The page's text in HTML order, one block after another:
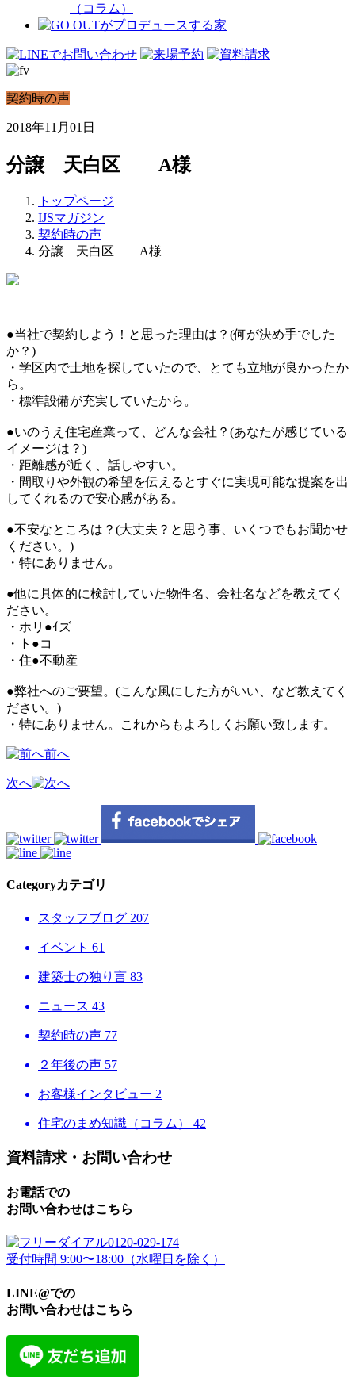
（コラム）
契約時の声
2018年11月01日
分譲 天白区 A様
トップページ
IJSマガジン
契約時の声
分譲 天白区 A様
●当社で契約しよう！と思った理由は？(何が決め手でした
か？)
・学区内で土地を探していたので、とても立地が良かったか
ら。
・標準設備が充実していたから。
●いのうえ住宅産業って、どんな会社？(あなたが感じている
イメージは？)
・距離感が近く、話しやすい。
・間取りや外観の希望を伝えるとすぐに実現可能な提案を出
してくれるので安心感がある。
●不安なところは？(大丈夫？と思う事、いくつでもお聞かせ
ください。)
・特にありません。
●他に具体的に検討していた物件名、会社名などを教えてく
ださい。
・ホリ●ｲズ
・ト●コ
・住●不動産
●弊社へのご要望。(こんな風にした方がいい、など教えてく
ださい。)
・特にありません。これからもよろしくお願い致します。
前へ
次へ
Categoryカテゴリ
スタッフブログ 207
イベント 61
建築士の独り言 83
ニュース 43
契約時の声 77
２年後の声 57
お客様インタビュー 2
住宅のまめ知識（コラム） 42
資料請求・お問い合わせ
お電話での
お問い合わせはこちら
0120-029-174
受付時間 9:00〜18:00（水曜日を除く）
LINE@での
お問い合わせはこちら